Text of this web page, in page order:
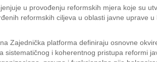
u provođenju reformskih mjera koje su
reformskih ciljeva u oblasti javne uprave
Zajednička platforma definiraju osnovne
sistematičnog i koherentnog pristupa reformi